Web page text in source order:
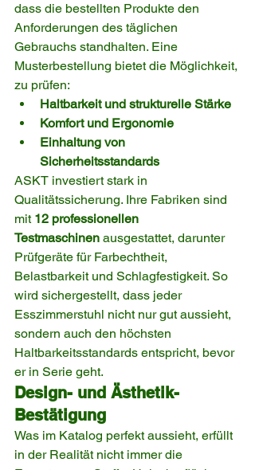
dass die bestellten Produkte den
Anforderungen des täglichen
Gebrauchs standhalten. Eine
Musterbestellung bietet die Möglichkeit,
zu prüfen:
Haltbarkeit und strukturelle Stärke
Komfort und Ergonomie
Einhaltung von
Sicherheitsstandards
ASKT investiert stark in
Qualitätssicherung. Ihre Fabriken sind
mit 12 professionellen
Testmaschinen ausgestattet, darunter
Prüfgeräte für Farbechtheit,
Belastbarkeit und Schlagfestigkeit. So
wird sichergestellt, dass jeder
Esszimmerstuhl nicht nur gut aussieht,
sondern auch den höchsten
Haltbarkeitsstandards entspricht, bevor
er in Serie geht.
Design- und Ästhetik-
Bestätigung
Was im Katalog perfekt aussieht, erfüllt
in der Realität nicht immer die